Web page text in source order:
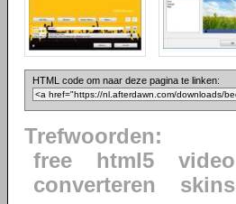
HTML code om naar deze pagina te linken:
Trefwoorden:
free
html5 video
converteren
skins